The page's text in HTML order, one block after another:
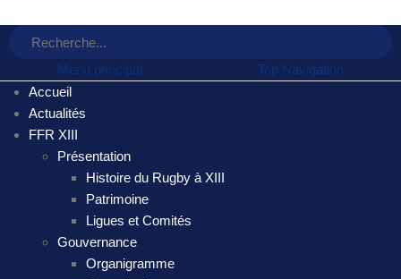
Menu principal
Top Navigation
Accueil
Actualités
FFR XIII
Présentation
Histoire du Rugby à XIII
Patrimoine
Ligues et Comités
Gouvernance
Organigramme